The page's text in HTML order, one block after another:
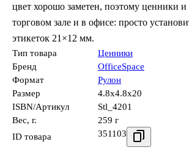
цвет хорошо заметен, поэтому ценники
торговом зале и в офисе: просто
этикеток 21×12 мм.
Тип товара
Ценники
Бренд
OfficeSpace
Формат
Рулон
Размер
4.8x4.8x20
ISBN/Артикул
Stl_4201
Вес, г.
259 г
ID товара
351103